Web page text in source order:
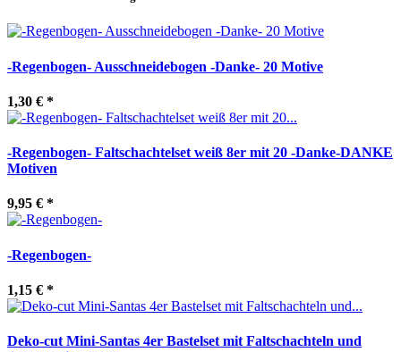
-Regenbogen- Ausschneidebogen -Danke- 20 Motive
1,30 € *
-Regenbogen- Faltschachtelset weiß 8er mit 20 -Danke-DANKE
Motiven
9,95 € *
-Regenbogen-
1,15 € *
Deko-cut Mini-Santas 4er Bastelset mit Faltschachteln und